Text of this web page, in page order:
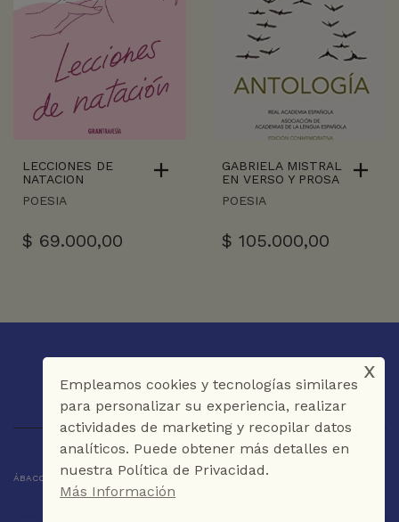
LECCIONES DE
NATACION
POESIA
$ 69.000,00
GABRIELA MISTRAL
EN VERSO Y PROSA
POESIA
$ 105.000,00
ÁBACO LIBROS Y CAFÉ © 2025 CARTAGENA DE INDIAS - COLOMBIA
Empleamos cookies y tecnologías similares
para personalizar su experiencia, realizar
actividades de marketing y recopilar datos
analíticos. Puede obtener más detalles en
nuestra Política de Privacidad.
Más Información
x